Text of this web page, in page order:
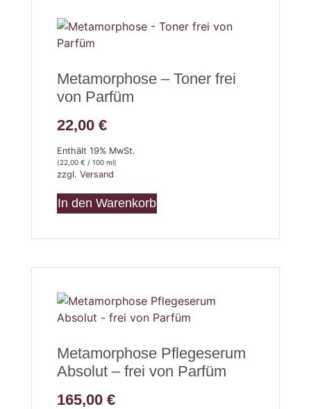
Metamorphose – Toner frei
von Parfüm
22,00 €
Enthält 19% MwSt.
(22,00 € / 100 ml)
zzgl. Versand
In den Warenkorb
Metamorphose Pflegeserum
Absolut – frei von Parfüm
165,00 €